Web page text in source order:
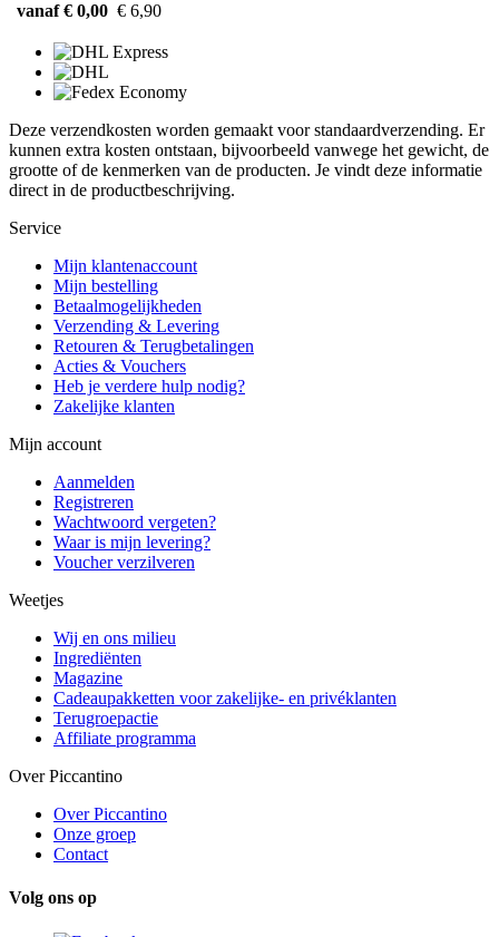
vanaf € 0,00 € 6,90
Deze verzendkosten worden gemaakt voor standaardverzending. Er
kunnen extra kosten ontstaan, bijvoorbeeld vanwege het gewicht, de
grootte of de kenmerken van de producten. Je vindt deze informatie
direct in de productbeschrijving.
Service
Mijn klantenaccount
Mijn bestelling
Betaalmogelijkheden
Verzending & Levering
Retouren & Terugbetalingen
Acties & Vouchers
Heb je verdere hulp nodig?
Zakelijke klanten
Mijn account
Aanmelden
Registreren
Wachtwoord vergeten?
Waar is mijn levering?
Voucher verzilveren
Weetjes
Wij en ons milieu
Ingrediënten
Magazine
Cadeaupakketten voor zakelijke- en privéklanten
Terugroepactie
Affiliate programma
Over Piccantino
Over Piccantino
Onze groep
Contact
Volg ons op